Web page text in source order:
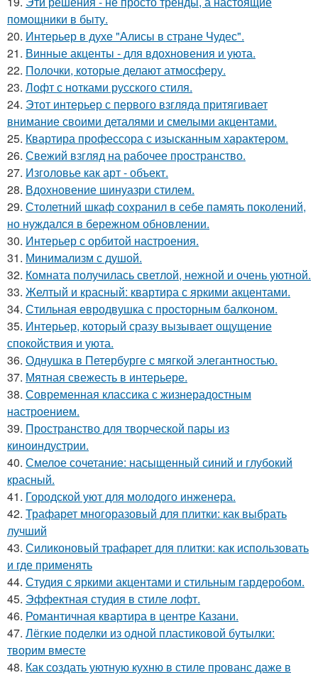
помощники в быту.
20. Интерьер в духе "Алисы в стране Чудес".
21. Винные акценты - для вдохновения и уюта.
22. Полочки, которые делают атмосферу.
23. Лофт с нотками русского стиля.
24. Этот интерьер с первого взгляда притягивает
внимание своими деталями и смелыми акцентами.
25. Квартира профессора с изысканным характером.
26. Свежий взгляд на рабочее пространство.
27. Изголовье как арт - объект.
28. Вдохновение шинуазри стилем.
29. Столетний шкаф сохранил в себе память поколений,
но нуждался в бережном обновлении.
30. Интерьер с орбитой настроения.
31. Минимализм с душой.
32. Комната получилась светлой, нежной и очень уютной.
33. Желтый и красный: квартира с яркими акцентами.
34. Стильная евродвушка с просторным балконом.
35. Интерьер, который сразу вызывает ощущение
спокойствия и уюта.
36. Однушка в Петербурге с мягкой элегантностью.
37. Мятная свежесть в интерьере.
38. Современная классика с жизнерадостным
настроением.
39. Пространство для творческой пары из
киноиндустрии.
40. Смелое сочетание: насыщенный синий и глубокий
красный.
41. Городской уют для молодого инженера.
42. Трафарет многоразовый для плитки: как выбрать
лучший
43. Силиконовый трафарет для плитки: как использовать
и где применять
44. Студия с яркими акцентами и стильным гардеробом.
45. Эффектная студия в стиле лофт.
46. Романтичная квартира в центре Казани.
47. Лёгкие поделки из одной пластиковой бутылки:
творим вместе
48. Как создать уютную кухню в стиле прованс даже в